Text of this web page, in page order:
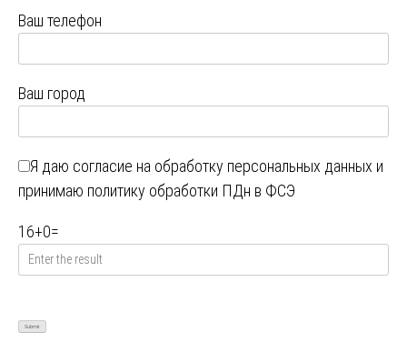
Ваш телефон
Ваш город
Я даю согласие на обработку персональных данных и
принимаю политику обработки ПДн в ФСЭ
16+0=